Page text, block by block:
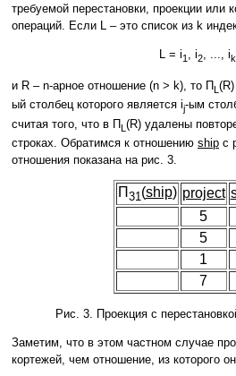
требуемой перестановки, проекции или
операций. Если L – это список из k
L = i1 , i2, ..., ik
и R – n-арное отношение (n > k), то ΠL
ый столбец которого является ij-ым
считая того, что в ΠL (R) удалены
строках. Обратимся к отношению ship с
отношения показана на рис. 3.
Π 31(ship) project
5
5
1
7
Рис. 3. Проекция с
Заметим, что в этом частном случае
кортежей, чем отношение, из которого